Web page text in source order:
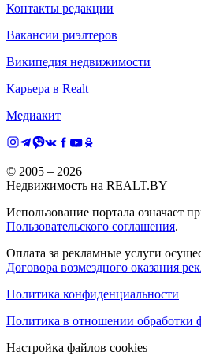
Контакты редакции
Вакансии риэлтеров
Википедия недвижимости
Карьера в Realt
Медиакит
© 2005 – 2026
Недвижимость на REALT.BY
Использование портала означает
Пользовательского соглашения.
Оплата за рекламные услуги
Договора возмездного оказания
Политика конфиденциальности
Политика в отношении обработки
Настройка файлов cookies